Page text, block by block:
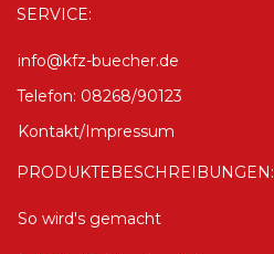
SERVICE:
info@kfz-buecher.de
Telefon: 08268/90123
Kontakt/Impressum
PRODUKTEBESCHREIBUNGEN:
So wird's gemacht